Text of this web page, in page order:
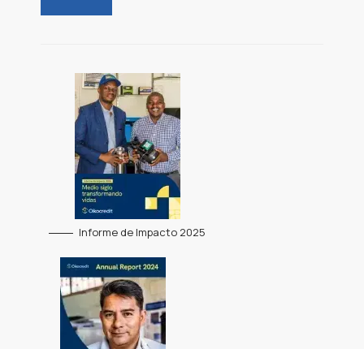
Informe de Impacto 2025